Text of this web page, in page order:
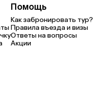
Помощь
Как забронировать тур?
Правила въезда и визы
Ответы на вопросы
Акции